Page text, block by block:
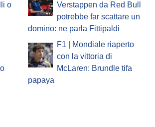
o
Verstappen da Red Bull
potrebbe far scattare un
domino: ne parla Fittipaldi
F1 | Mondiale riaperto
con la vittoria di
McLaren: Brundle tifa
papaya